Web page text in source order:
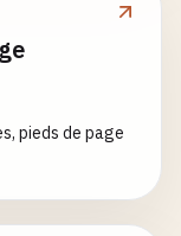
pieds de page